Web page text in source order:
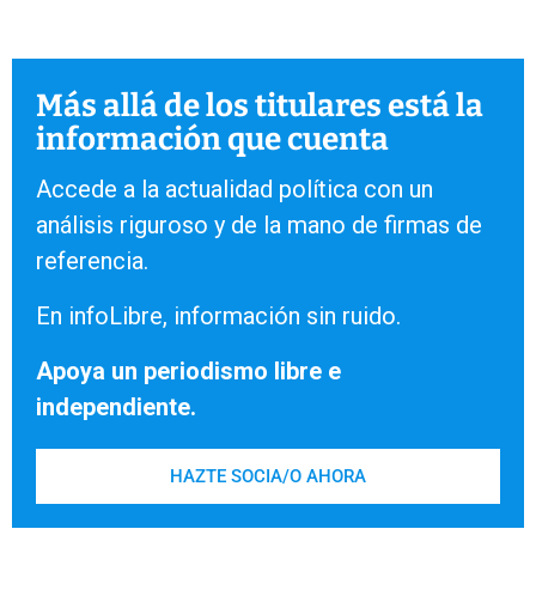
Más allá de los titulares está la
información que cuenta
Accede a la actualidad política con un
análisis riguroso y de la mano de firmas de
referencia.
En infoLibre, información sin ruido.
Apoya un periodismo libre e
independiente.
HAZTE SOCIA/O AHORA